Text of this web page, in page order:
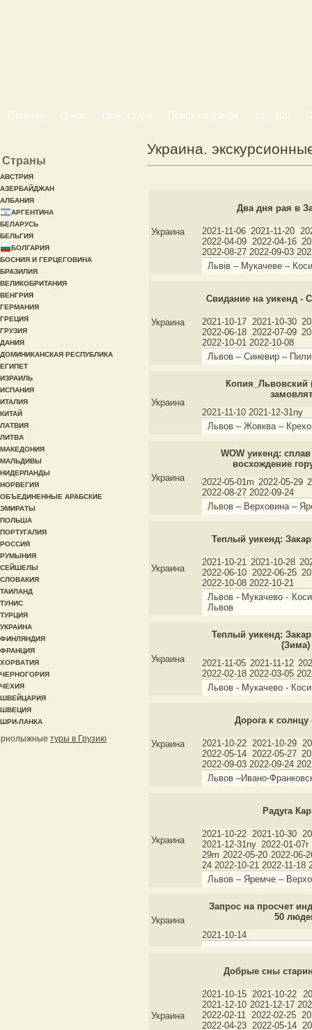
Главная О нас Поиск тура Поиск ночлегов Топ 100
Украина.
Украина
Два дня рая в
2021-11-06 2021-11-20
2022-04-09 2022-04-16
2022-08-27 2022-09-03
Львів – Мукачеве –
Украина
Свидание на уикенд -
2021-10-17 2021-10-30
2022-06-18 2022-07-09
2022-10-01 2022-10-08
Львов – Синевир –
Украина
Копия_Львовский
2021-11-10 2021-12-31ny
Львов – Жовква –
Украина
WOW уикенд:
восхождение
2022-05-01m 2022-05-29
2022-08-27 2022-09-24
Львов – Верховина –
Украина
Теплый уикенд:
2021-10-21 2021-10-28
2022-06-10 2022-06-25
2022-10-08 2022-10-21
Львов - Мукачево -
Львов
Украина
Теплый уикенд:
(Зима)
2021-11-05 2021-11-12
2022-02-18 2022-03-05
Львов - Мукачево -
Украина
Дорога к солнцу
2021-10-22 2021-10-29
2022-05-14 2022-05-27
2022-09-03 2022-09-24
Львов –Ивано-
Украина
Радуга
2021-10-22 2021-10-30
2021-12-31ny 2022-01-
29m 2022-05-20 2022-06-
24 2022-10-21 2022-11-18
Львов – Яремче –
Украина
Запрос на просчет
50
2021-10-14
Украина
Добрые сны
2021-10-15 2021-10-22
2021-12-10 2021-12-17
2022-02-11 2022-02-25
2022-04-23 2022-05-14
Страны
АВСТРИЯ
АЗЕРБАЙДЖАН
АЛБАНИЯ
АРГЕНТИНА
БЕЛАРУСЬ
БЕЛЬГИЯ
БОЛГАРИЯ
БОСНИЯ И ГЕРЦЕГОВИНА
БРАЗИЛИЯ
ВЕЛИКОБРИТАНИЯ
ВЕНГРИЯ
ГЕРМАНИЯ
ГРЕЦИЯ
ГРУЗИЯ
ДАНИЯ
ДОМИНИКАНСКАЯ РЕСПУБЛИКА
ЕГИПЕТ
ИЗРАИЛЬ
ИСПАНИЯ
ИТАЛИЯ
КИТАЙ
ЛАТВИЯ
ЛИТВА
МАКЕДОНИЯ
МАЛЬДИВЫ
НИДЕРЛАНДЫ
НОРВЕГИЯ
ОБЪЕДИНЕННЫЕ АРАБСКИЕ
ЭМИРАТЫ
ПОЛЬША
ПОРТУГАЛИЯ
РОССИЯ
РУМЫНИЯ
СЕЙШЕЛЫ
СЛОВАКИЯ
ТАИЛАНД
ТУНИС
ТУРЦИЯ
УКРАИНА
ФИНЛЯНДИЯ
ФРАНЦИЯ
ХОРВАТИЯ
ЧЕРНОГОРИЯ
ЧЕХИЯ
ШВЕЙЦАРИЯ
ШВЕЦИЯ
ШРИ-ЛАНКА
туры в Грузию